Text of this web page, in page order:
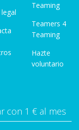
Teaming
Teamers 4
Teaming
Hazte
voluntario
con 1 € al mes